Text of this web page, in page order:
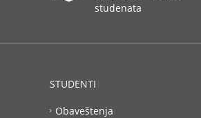
studenata
STUDENTI
Obaveštenja